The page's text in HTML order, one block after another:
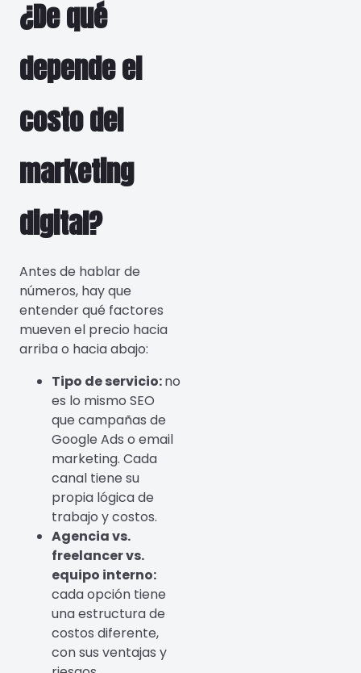
¿De qué
depende el
costo del
marketing
digital?
Antes de hablar de
números, hay que
entender qué factores
mueven el precio hacia
arriba o hacia abajo:
Tipo de servicio:no
es lo mismo SEO
que campañas de
Google Ads o email
marketing. Cada
canal tiene su
propia lógica de
trabajo y costos.
Agencia vs.
freelancer vs.
equipo interno:
cada opción tiene
una estructura de
costos diferente,
con sus ventajas y